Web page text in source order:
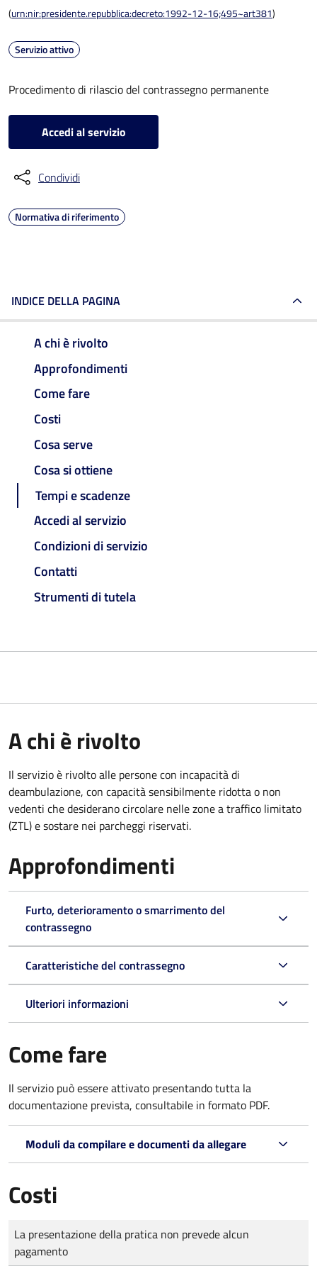
(urn:nir:presidente.repubblica:decreto:1992-12-16;495~art381)
Servizio attivo
Procedimento di rilascio del contrassegno permanente
Accedi al servizio
Condividi
Normativa di riferimento
INDICE DELLA PAGINA
A chi è rivolto
Approfondimenti
Come fare
Costi
Cosa serve
Cosa si ottiene
Tempi e scadenze
Accedi al servizio
Condizioni di servizio
Contatti
Strumenti di tutela
A chi è rivolto
Il servizio è rivolto alle persone con incapacità di
deambulazione, con capacità sensibilmente ridotta o non
vedenti che desiderano circolare nelle zone a traffico limitato
(ZTL) e sostare nei parcheggi riservati.
Approfondimenti
Furto, deterioramento o smarrimento del
contrassegno
Caratteristiche del contrassegno
Ulteriori informazioni
Come fare
Il servizio può essere attivato presentando tutta la
documentazione prevista, consultabile in formato PDF.
Moduli da compilare e documenti da allegare
Costi
Tipo di pagamento
Importo
La presentazione della pratica non prevede alcun
pagamento